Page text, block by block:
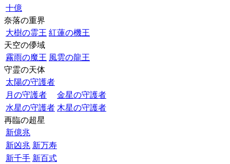
十億
奈落の重界
大樹の霊王 紅蓮の機王
天空の儚域
霧雨の魔王 風雲の龍王
守霊の天体
太陽の守護者
月の守護者
金星の守護者
水星の守護者 木星の守護者
再臨の超星
新億兆
新凶兆 新万寿
新千手 新百式